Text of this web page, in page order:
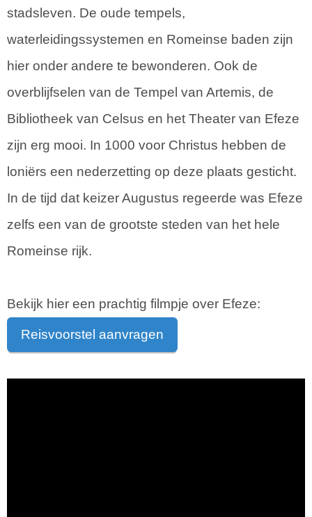
stadsleven. De oude tempels,
waterleidingssystemen en Romeinse baden zijn
hier onder andere te bewonderen. Ook de
overblijfselen van de Tempel van Artemis, de
Bibliotheek van Celsus en het Theater van Efeze
zijn erg mooi. In 1000 voor Christus hebben de
loniërs een nederzetting op deze plaats gesticht.
In de tijd dat keizer Augustus regeerde was Efeze
zelfs een van de grootste steden van het hele
Romeinse rijk.
Bekijk hier een prachtig filmpje over Efeze:
Reisvoorstel aanvragen